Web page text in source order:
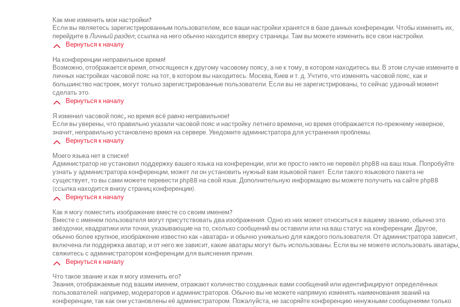
Как мне изменить мои настройки?
Если вы являетесь зарегистрированным пользователем, все ваши настройки хранятся в базе данных конференции. Чтобы изменить их,
перейдите вЛичный раздел; ссылка на него обычно находится вверху страницы. Там вы можете изменить все свои настройки.
Вернуться к началу
На конференции неправильное время!
Возможно, отображается время, относящееся к другому часовому поясу, а не к тому, в котором находитесь вы. В этом случае измените в
личных настройках часовой пояс на тот, в котором вы находитесь: Москва, Киев и т. д. Учтите, что изменять часовой пояс, как и
большинство настроек, могут только зарегистрированные пользователи. Если вы не зарегистрированы, то сейчас удачный момент
сделать это.
Вернуться к началу
Я изменил часовой пояс, но время всё равно неправильное!
Если вы уверены, что правильно указали часовой пояс и настройку летнего времени, но время отображается по-прежнему неверное,
значит, неправильно установлено время на сервере. Уведомите администратора для устранения проблемы.
Вернуться к началу
Моего языка нет в списке!
Администратор не установил поддержку вашего языка на конференции, или же просто никто не перевёл phpBB на ваш язык. Попробуйте
узнать у администратора конференции, может ли он установить нужный вам языковой пакет. Если такого языкового пакета не
существует, то вы сами можете перевести phpBB на свой язык. Дополнительную информацию вы можете получить на сайте phpBB
(ссылка находится внизу страниц конференции).
Вернуться к началу
Как я могу поместить изображение вместе со своим именем?
Вместе с именем пользователя могут присутствовать два изображения. Одно из них может относиться к вашему званию, обычно это
звёздочки, квадратики или точки, указывающие на то, сколько сообщений вы оставили или на ваш статус на конференции. Другое,
обычно более крупное, изображение известно как «аватара» и обычно уникально для каждого пользователя. От администратора зависит,
включена ли поддержка аватар, и от него же зависит, какие аватары могут быть использованы. Если вы не можете использовать аватары,
свяжитесь с администратором конференции для выяснения причин.
Вернуться к началу
Что такое звание и как я могу изменить его?
Звания, отображаемые под вашим именем, отражают количество созданных вами сообщений или идентифицируют определённых
пользователей: например, модераторов и администраторов. Обычно вы не можете напрямую изменять наименования званий на
конференции, так как они установлены её администратором. Пожалуйста, не засоряйте конференцию ненужными сообщениями только